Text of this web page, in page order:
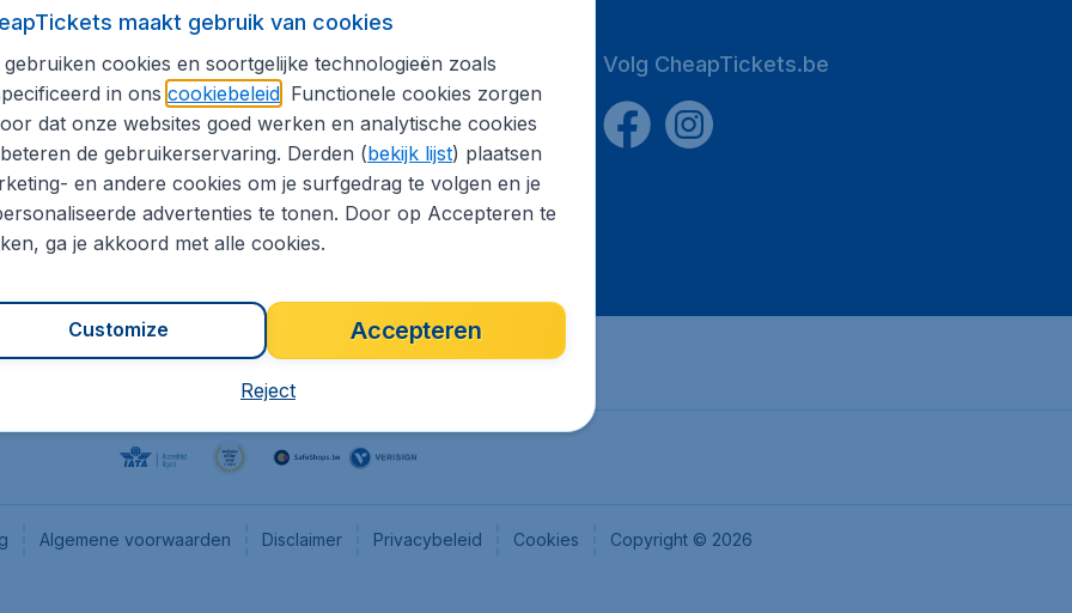
informatie
Internationale sites
Flugladen.de
CheapTickets.ch
CheapTickets.nl
CheapTickets.sg
Volg CheapTickets.be
Algemene voorwaarden Disclaimer Privacybeleid Cookies Copyright © 2026
maakt gebruik van cookies
gebruiken cookies en soortgelijke technologieën zoals
in ons cookiebeleid. Functionele cookies zorgen
dat onze websites goed werken en analytische cookies
de gebruikerservaring. Derden (bekijk lijst) plaatsen
en andere cookies om je surfgedrag te volgen en je
advertenties te tonen. Door op Accepteren te
ga je akkoord met alle cookies.
Accepteren
Customize
Reject